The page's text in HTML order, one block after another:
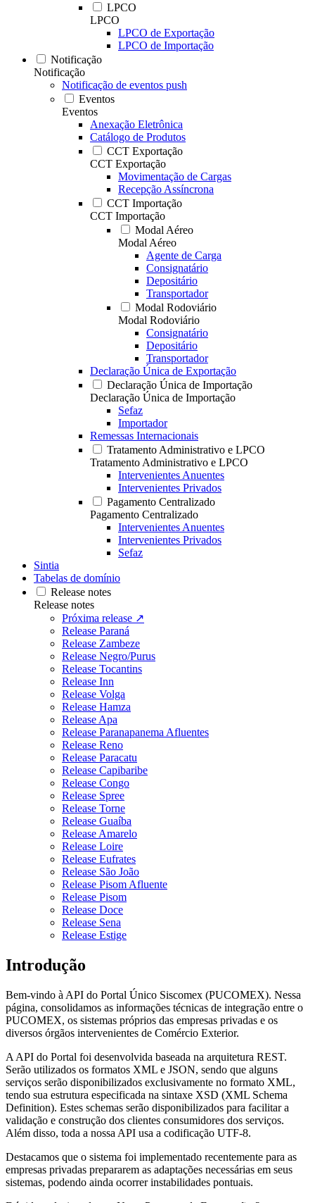
LPCO
LPCO
LPCO de Exportação
LPCO de Importação
Notificação
Notificação
Notificação de eventos push
Eventos
Eventos
Anexação Eletrônica
Catálogo de Produtos
CCT Exportação
CCT Exportação
Movimentação de Cargas
Recepção Assíncrona
CCT Importação
CCT Importação
Modal Aéreo
Modal Aéreo
Agente de Carga
Consignatário
Depositário
Transportador
Modal Rodoviário
Modal Rodoviário
Consignatário
Depositário
Transportador
Declaração Única de Exportação
Declaração Única de Importação
Declaração Única de Importação
Sefaz
Importador
Remessas Internacionais
Tratamento Administrativo e LPCO
Tratamento Administrativo e LPCO
Intervenientes Anuentes
Intervenientes Privados
Pagamento Centralizado
Pagamento Centralizado
Intervenientes Anuentes
Intervenientes Privados
Sefaz
Sintia
Tabelas de domínio
Release notes
Release notes
Próxima release ↗
Release Paraná
Release Zambeze
Release Negro/Purus
Release Tocantins
Release Inn
Release Volga
Release Hamza
Release Apa
Release Paranapanema Afluentes
Release Reno
Release Paracatu
Release Capibaribe
Release Congo
Release Spree
Release Torne
Release Guaíba
Release Amarelo
Release Loire
Release Eufrates
Release São João
Release Pisom Afluente
Release Pisom
Release Doce
Release Sena
Release Estige
Introdução
Bem-vindo à API do Portal Único Siscomex (PUCOMEX). Nessa
página, consolidamos as informações técnicas de integração entre o
PUCOMEX, os sistemas próprios das empresas privadas e os
diversos órgãos intervenientes de Comércio Exterior.
A API do Portal foi desenvolvida baseada na arquitetura REST.
Serão utilizados os formatos XML e JSON, sendo que alguns
serviços serão disponibilizados exclusivamente no formato XML,
tendo sua estrutura especificada na sintaxe XSD (XML Schema
Definition). Estes schemas serão disponibilizados para facilitar a
validação e construção dos clientes consumidores dos serviços.
Além disso, toda a nossa API usa a codificação UTF-8.
Destacamos que o sistema foi implementado recentemente para as
empresas privadas prepararem as adaptações necessárias em seus
sistemas, podendo ainda ocorrer instabilidades pontuais.